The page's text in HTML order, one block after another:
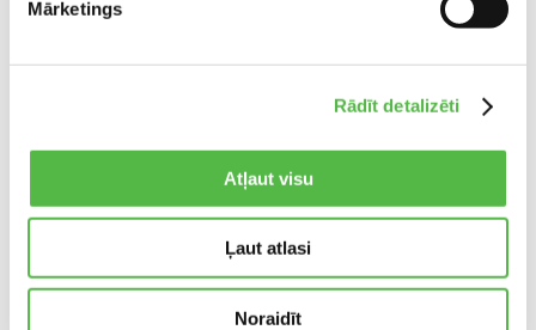
Mārketings
Rādīt detalizēti
Atļaut visu
Ļaut atlasi
Noraidīt